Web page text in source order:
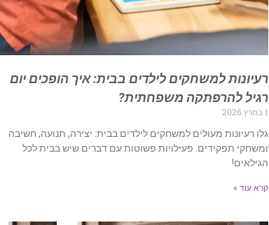
רעיונות למשחקים לילדים בבית: איך הופכים יום
רגיל להרפתקה משפחתית?
1 במרץ 2026
גלו רעיונות מעולים למשחקים לילדים בבית: יצירה, תנועה, חשיבה
ומשחקי תפקידים. פעילויות פשוטות עם דברים שיש בבית לכל
הגילאים!
קרא עוד »